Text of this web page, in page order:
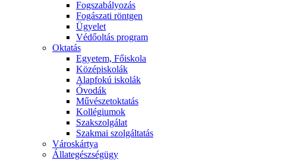
Fogszabályozás
Fogászati röntgen
Ügyelet
Védőoltás program
Oktatás
Egyetem, Főiskola
Középiskolák
Alapfokú iskolák
Óvodák
Művészetoktatás
Kollégiumok
Szakszolgálat
Szakmai szolgáltatás
Városkártya
Állategészségügy